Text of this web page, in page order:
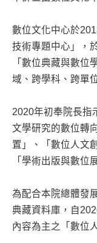
數位文化中心於
技術專題中心」，
「數位典藏與數位
域、跨學科、跨單
2020年初奉院長指
文學研究的數位轉
置」、「數位人文
「學術出版與數位
為配合本院總體發
典藏資料庫，自
內容為主之「數位